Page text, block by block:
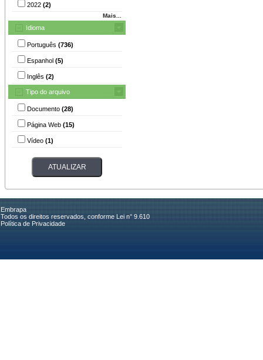
2022 (2)
Mais...
Idioma
Português (736)
Espanhol (5)
Inglês (2)
Tipo do arquivo
Documento (28)
Página Web (15)
Vídeo (1)
Embrapa
Todos os direitos reservados, conforme Lei n° 9.610
Política de Privacidade